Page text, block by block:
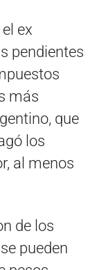
ex
pendientes
más
que
los
al menos
de los
pueden